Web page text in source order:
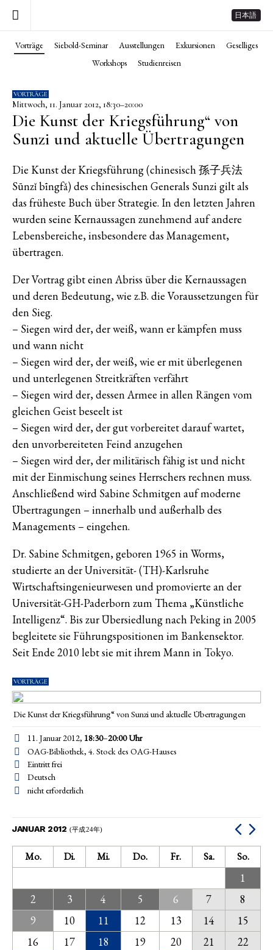
日本語
Vorträge Siebold-Seminar Ausstellungen Exkursionen
Geselliges
Workshops
Studienreisen
VORTRÄGE
Mittwoch, 11. Januar 2012, 18:30–20:00
Die Kunst der Kriegsführung“ von
Sunzi und aktuelle Übertragungen
Die Kunst der Kriegsführung (chinesisch 孫子兵法
Sūnzǐ bīngfǎ) des chinesischen Generals Sunzi gilt als
das früheste Buch über Strategie. In den letzten Jahren
wurden seine Kernaussagen zunehmend auf andere
Lebensbereiche, insbesondere das Management,
übertragen.
Der Vortrag gibt einen Abriss über die Kernaussagen
und deren Bedeutung, wie z.B. die Voraussetzungen für
den Sieg.
– Siegen wird der, der weiß, wann er kämpfen muss
und wann nicht
– Siegen wird der, der weiß, wie er mit überlegenen
und unterlegenen Streitkräften verfährt
– Siegen wird der, dessen Armee in allen Rängen vom
gleichen Geist beseelt ist
– Siegen wird der, der gut vorbereitet darauf wartet,
den unvorbereiteten Feind anzugehen
– Siegen wird der, der militärisch fähig ist und nicht
mit der Einmischung seines Herrschers rechnen muss.
Anschließend wird Sabine Schmitgen auf moderne
Übertragungen – innerhalb und außerhalb des
Managements – eingehen.
Dr. Sabine Schmitgen, geboren 1965 in Worms,
studierte an der Universität- (TH)-Karlsruhe
Wirtschaftsingenieurwesen und promovierte an der
Universität-GH-Paderborn zum Thema „Künstliche
Intelligenz“. Bis zur Übersiedlung nach Peking in 2005
begleitete sie Führungspositionen im Bankensektor.
Seit Ende 2010 lebt sie mit ihrem Mann in Tokyo.
VORTRÄGE
Die Kunst der Kriegsführung“ von Sunzi und aktuelle Übertragungen
11. Januar 2012, 18:30–20:00Uhr
OAG-Bibliothek, 4. Stock des OAG-Hauses
Eintritt frei
Deutsch
nicht erforderlich
JANUAR 2012 (平成24年)
Mo. Di. Mi. Do. Fr. Sa. So.
1
2
3 4 5 6 7
8
9
10 11 12 13 14
15
16
17 18 19 20 21
22